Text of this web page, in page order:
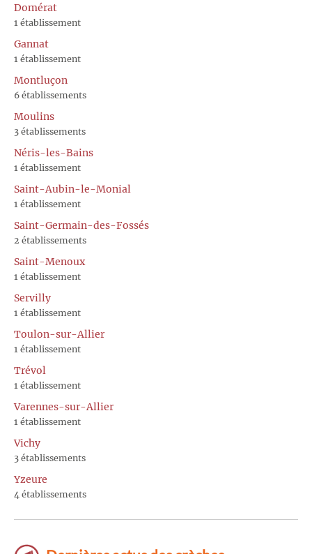
Domérat
1 établissement
Gannat
1 établissement
Montluçon
6 établissements
Moulins
3 établissements
Néris-les-Bains
1 établissement
Saint-Aubin-le-Monial
1 établissement
Saint-Germain-des-Fossés
2 établissements
Saint-Menoux
1 établissement
Servilly
1 établissement
Toulon-sur-Allier
1 établissement
Trévol
1 établissement
Varennes-sur-Allier
1 établissement
Vichy
3 établissements
Yzeure
4 établissements